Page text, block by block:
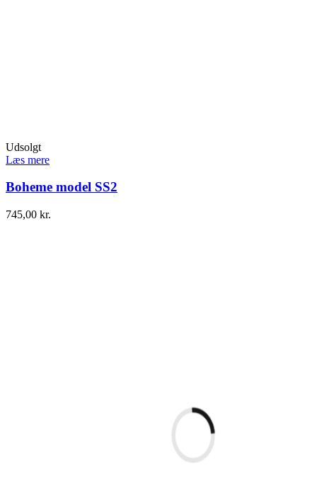
Udsolgt
Læs mere
Boheme model SS2
745,00 kr.